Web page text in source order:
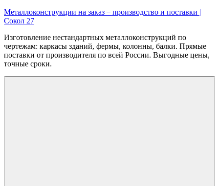
Перейти
к
Металлоконструкции на заказ – производство и поставки |
Сокол 27
Изготовление нестандартных металлоконструкций по
чертежам: каркасы зданий, фермы, колонны, балки. Прямые
поставки от производителя по всей России. Выгодные цены,
точные сроки.